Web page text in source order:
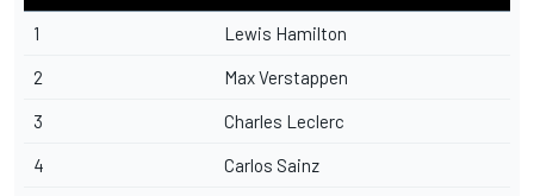
1 Lewis Hamilton
2 Max Verstappen
3 Charles Leclerc
4 Carlos Sainz